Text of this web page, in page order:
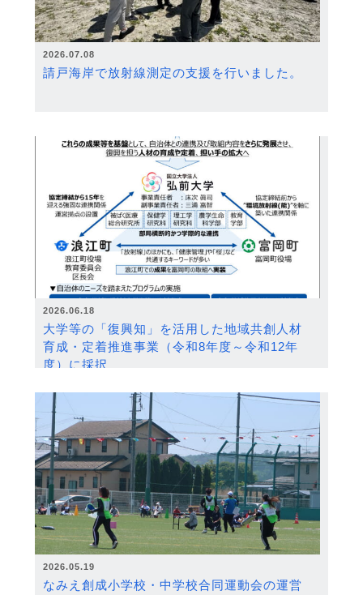
2026.07.08
請戸海岸で放射線測定の支援を行いました。
2026.06.18
大学等の「復興知」を活用した地域共創人材
育成・定着推進事業（令和8年度～令和12年
度）に採択
2026.05.19
なみえ創成小学校・中学校合同運動会の運営